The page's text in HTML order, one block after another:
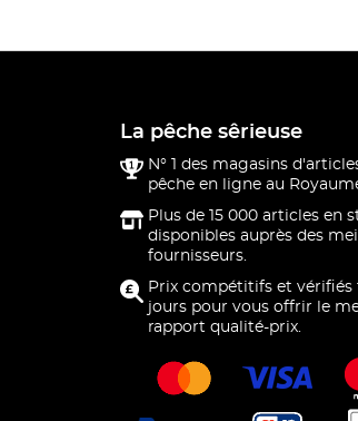
La pêche sêrieuse
N° 1 des magasins
pêche en ligne au
Plus de 15 000 articles en
disponibles auprès des
fournisseurs.
Prix compétitifs et vérifiés
jours pour vous offrir le
rapport qualité-prix.